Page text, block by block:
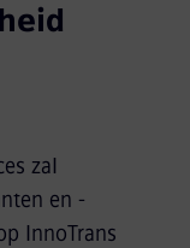
zal
en -
InnoTrans